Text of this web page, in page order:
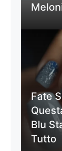
Fate
Blu
Tutto